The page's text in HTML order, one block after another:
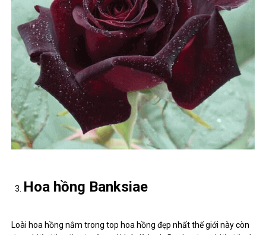
Hoa hồng Banksiae
Loài hoa hồng nằm trong top hoa hồng đẹp nhất thế giới này còn